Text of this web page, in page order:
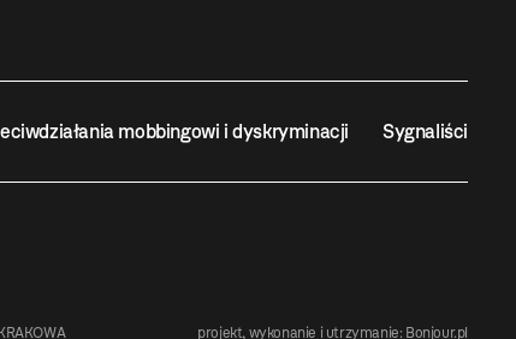
mobbingowi i dyskryminacji Sygnaliści
projekt, wykonanie i utrzymanie: Bonjour.pl